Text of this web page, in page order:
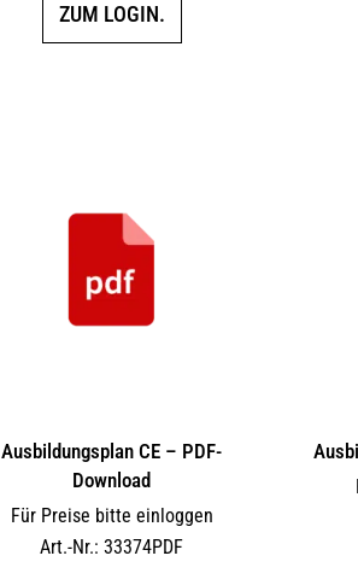
ZUM LOGIN.
Ausbildungsplan CE – PDF-
Download
Für Preise bitte einloggen
Art.-Nr.: 33374PDF